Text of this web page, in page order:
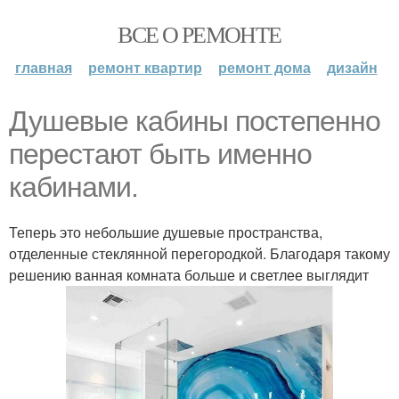
ВСЕ О РЕМОНТЕ
главная ремонт квартир ремонт дома дизайн
Душевые кабины постепенно
перестают быть именно
кабинами.
Теперь это небольшие душевые пространства,
отделенные стеклянной перегородкой. Благодаря такому
решению ванная комната больше и светлее выглядит